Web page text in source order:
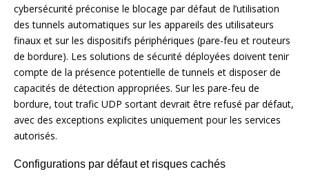
cybersécurité préconise le blocage par défaut de l’utilisation
des tunnels automatiques sur les appareils des utilisateurs
finaux et sur les dispositifs périphériques (pare-feu et routeurs
de bordure). Les solutions de sécurité déployées doivent tenir
compte de la présence potentielle de tunnels et disposer de
capacités de détection appropriées. Sur les pare-feu de
bordure, tout trafic UDP sortant devrait être refusé par défaut,
avec des exceptions explicites uniquement pour les services
autorisés.
Configurations par défaut et risques cachés